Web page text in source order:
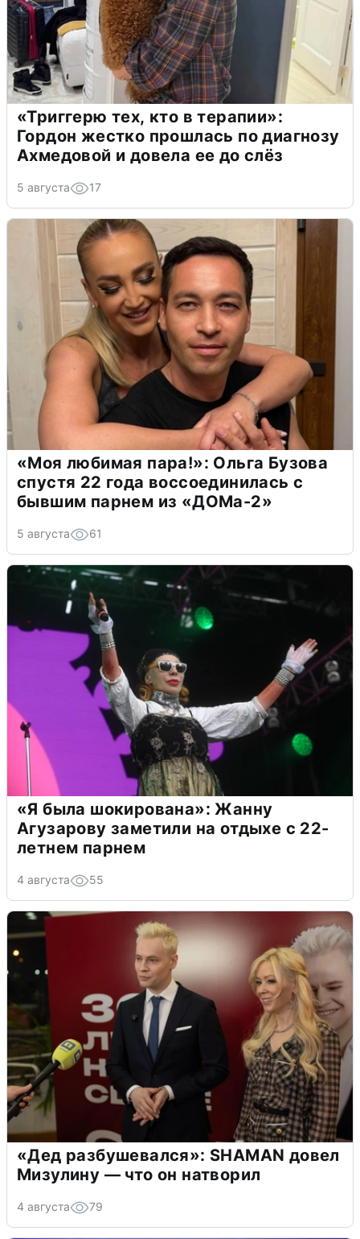
«Триггерю тех, кто в терапии»:
Гордон жестко прошлась по диагнозу
Ахмедовой и довела ее до слёз
5 августа 17
«Моя любимая пара!»: Ольга Бузова
спустя 22 года воссоединилась с
бывшим парнем из «ДОМа-2»
5 августа 61
«Я была шокирована»: Жанну
Агузарову заметили на отдыхе с 22-
летнем парнем
4 августа 55
«Дед разбушевался»: SHAMAN довел
Мизулину — что он натворил
4 августа 79